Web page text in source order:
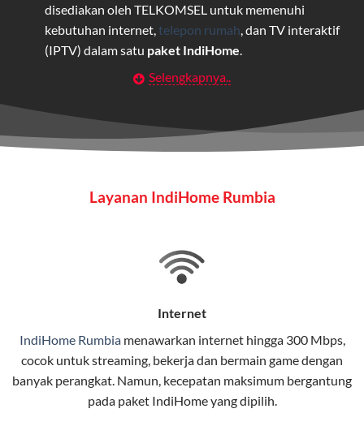
disediakan oleh TELKOMSEL untuk memenuhi
kebutuhan internet, telepon rumah , dan TV interaktif
(IPTV) dalam satu paket IndiHome
Layanan Wifi Indihome ini dirancang untuk
maupun individu yang membutuhkan konektivitas dan
hiburan berkualitas tinggi.
pengguna rumah dan bisnis.
stabil, dan memiliki berbagai pilihan paket IndiHome
Selain internet, layanan IndiHome juga mencakup TV
interaktif (IndiHome TV) dan telepon rumah dalam
satu paket.
Selengkapnya..
Layanan IndiHome Rumbia
Internet
IndiHome Rumbiamenawarkan internethingga 300 Mbps,
cocok untuk streaming, bekerja dan bermain game dengan
banyak perangkat. Namun, kecepatan maksimum bergantung
pada paket IndiHome yang dipilih.